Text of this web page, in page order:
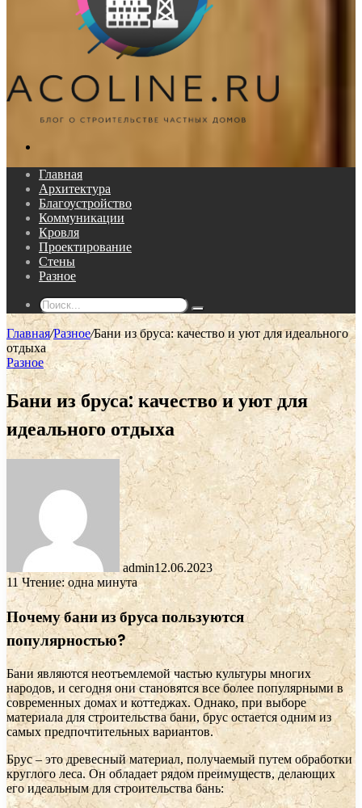
Главная
Архитектура
Благоустройство
Коммуникации
Кровля
Проектирование
Стены
Разное
Поиск...
Главная/Разное/Бани из бруса: качество и уют для идеального
отдыха
Разное
Бани из бруса: качество и уют для
идеального отдыха
admin12.06.2023
11Чтение: одна минута
Почему бани из бруса пользуются
популярностью?
Бани являются неотъемлемой частью культуры многих
народов, и сегодня они становятся все более популярными в
современных домах и коттеджах. Однако, при выборе
материала для строительства бани, брус остается одним из
самых предпочтительных вариантов.
Брус – это древесный материал, получаемый путем обработки
круглого леса. Он обладает рядом преимуществ, делающих
его идеальным для строительства бань: